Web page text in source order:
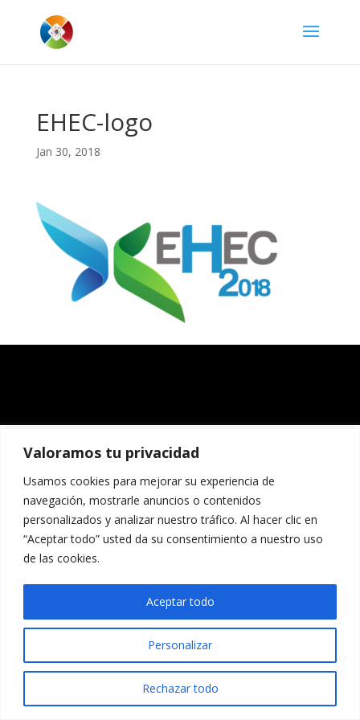
Valoramos tu privacidad
Usamos cookies para mejorar su experiencia de
navegación, mostrarle anuncios o contenidos
personalizados y analizar nuestro tráfico. Al hacer clic en
“Aceptar todo” usted da su consentimiento a nuestro uso
de las cookies.
Personalizar
Rechazar todo
Aceptar todo
EHEC-logo
Jan 30, 2018